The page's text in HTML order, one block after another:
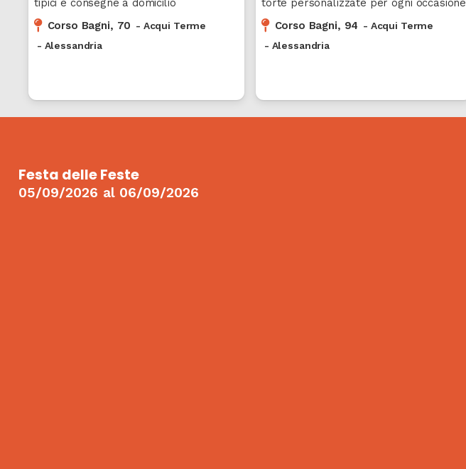
Corso Bagni, 70 - Acqui Terme
- Alessandria
Corso Bagni, 94 - Acqui Terme
- Alessandria
Festa delle Feste
05/09/2026 al 06/09/2026